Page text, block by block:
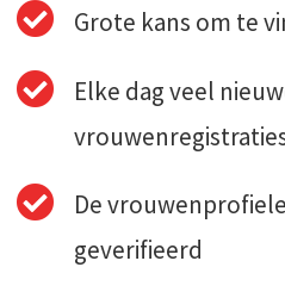
Grote kans om te
Elke dag veel
De
geverifieerd